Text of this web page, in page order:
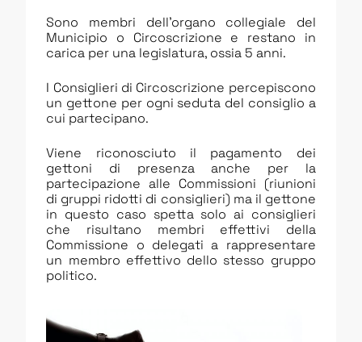
Sono membri dell’organo collegiale del
Municipio o Circoscrizione e restano in
carica per una legislatura, ossia 5 anni.
I Consiglieri di Circoscrizione percepiscono
un gettone per ogni seduta del consiglio a
cui partecipano.
Viene riconosciuto il pagamento dei
gettoni di presenza anche per la
partecipazione alle Commissioni (riunioni
di gruppi ridotti di consiglieri) ma il gettone
in questo caso spetta solo ai consiglieri
che risultano membri effettivi della
Commissione o delegati a rappresentare
un membro effettivo dello stesso gruppo
politico.